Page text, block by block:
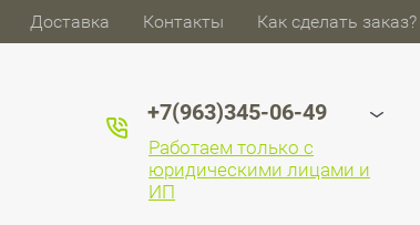
Доставка Контакты Как сделать заказ?
+7(963)345-06-49
Работаем только с
юридическими лицами и
ИП